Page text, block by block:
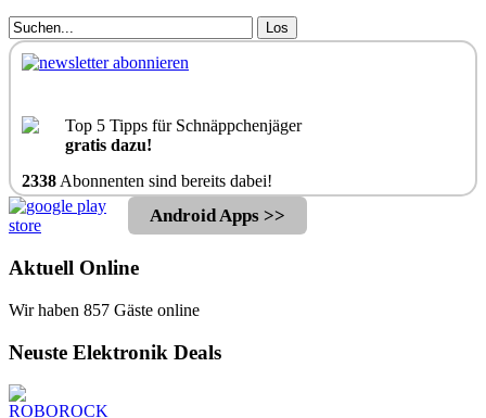
Los
Top 5 Tipps für Schnäppchenjäger
gratis dazu!
2338Abonnenten sind bereits dabei!
Android Apps >>
Aktuell Online
Wir haben 857 Gäste online
Neuste Elektronik Deals